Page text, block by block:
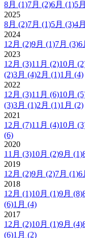
8月 (1)7月 (2)6月 (1)5月
2025
8月 (2)7月 (1)5月 (3)4月
2024
12月 (2)9月 (1)7月 (3)6
2023
12月 (3)11月 (2)10月
(2)3月 (4)2月 (1)1月 (4)
2022
12月 (3)11月 (6)10月
(3)3月 (1)2月 (1)1月 (2)
2021
12月 (7)11月 (4)10月
(6)
2020
11月 (3)10月 (2)9月 (1)
2019
12月 (2)9月 (2)7月 (1)6
2018
12月 (1)10月 (1)9月 (8)
(6)1月 (4)
2017
12月 (2)10月 (1)9月 (4)
(6)1月 (2)